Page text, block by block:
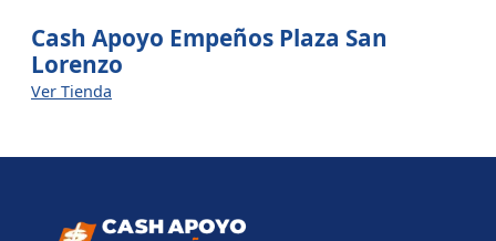
Cash Apoyo Empeños Plaza San
Lorenzo
Ver Tienda